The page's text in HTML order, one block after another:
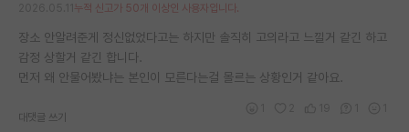
누적 신고가 50개 이상인 사용자입니다.
장소 안알려준게 정신없었다고는 하지만 솔직히 고의라고 느낄거 같긴 하고
감정 상할거 같긴 합니다.
먼저 왜 안물어봤냐는 본인이 모른다는걸 몰르는 상황인거 같아요.
대댓글 쓰기